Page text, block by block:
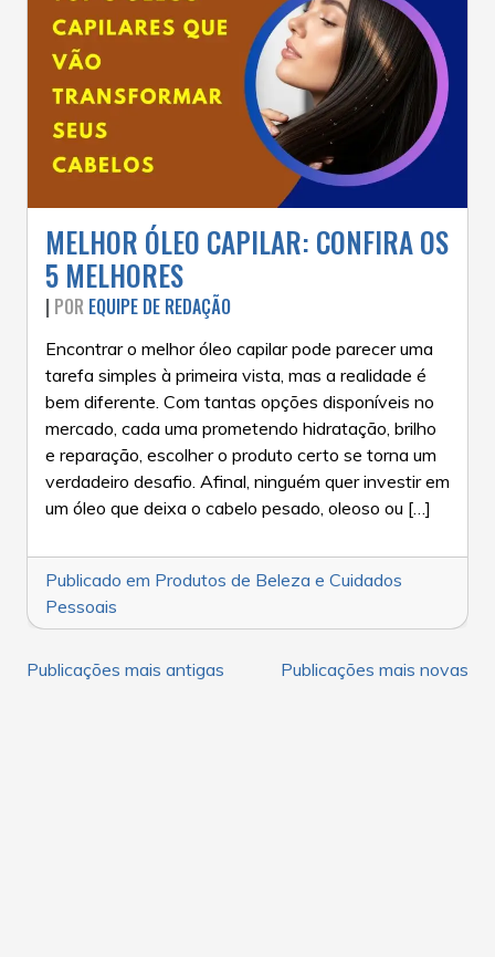
MELHOR ÓLEO CAPILAR: CONFIRA OS
5 MELHORES
| POR EQUIPE DE REDAÇÃO
Encontrar o melhor óleo capilar pode parecer uma
tarefa simples à primeira vista, mas a realidade é
bem diferente. Com tantas opções disponíveis no
mercado, cada uma prometendo hidratação, brilho
e reparação, escolher o produto certo se torna um
verdadeiro desafio. Afinal, ninguém quer investir em
um óleo que deixa o cabelo pesado, oleoso ou […]
Publicado em Produtos de Beleza e Cuidados
Pessoais
NAVEGAÇÃO
Publicações mais antigas Publicações mais novas